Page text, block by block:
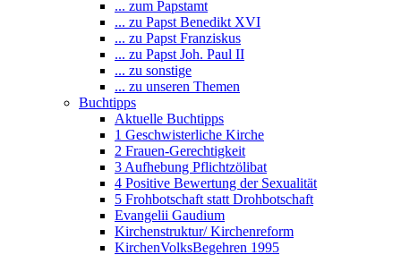
... zum Papstamt
... zu Papst Benedikt XVI
... zu Papst Franziskus
... zu Papst Joh. Paul II
... zu sonstige
... zu unseren Themen
Buchtipps
Aktuelle Buchtipps
1 Geschwisterliche Kirche
2 Frauen-Gerechtigkeit
3 Aufhebung Pflichtzölibat
4 Positive Bewertung der Sexualität
5 Frohbotschaft statt Drohbotschaft
Evangelii Gaudium
Kirchenstruktur/ Kirchenreform
KirchenVolksBegehren 1995